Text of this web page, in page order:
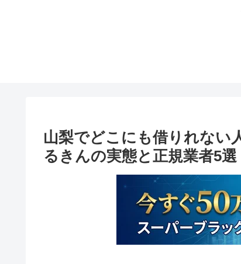
山梨でどこにも借りれない
るきんの実態と正規業者5選